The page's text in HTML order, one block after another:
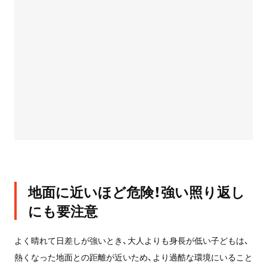
地面に近いほど危険！強い照り返し
にも要注意
よく晴れて日差しが強いとき、大人よりも身長が低い子どもは、
熱くなった地面との距離が近いため、より過酷な環境にいること